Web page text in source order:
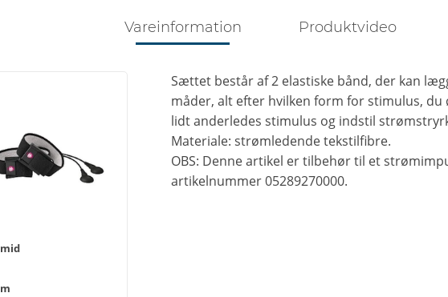
Vareinformation Produktvideo
Sættet består af 2 elastiske bånd, der kan
måder, alt efter hvilken form for stimulus,
lidt anderledes stimulus og indstil
Materiale: strømledende tekstilfibre.
OBS: Denne artikel er tilbehør til et
artikelnummer 05289270000.